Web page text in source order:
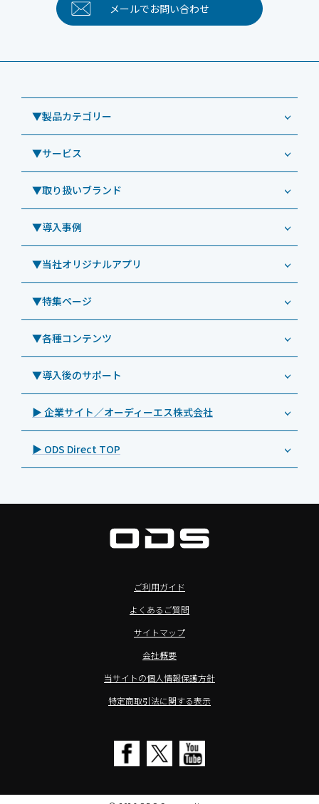
メールでお問い合わせ
▼製品カテゴリー
業務用タブレット
Windowsタブレット TW2A-NF9LTA
Windowsタブレット TW2A-N9LTA
Windowsタブレット TW2A-N9LT
Windowsタブレット TW2A-E9LT
Androidタブレット TA2C-NF8
Androidタブレット TA2C-NF8BL
Androidタブレット TA2C-CS8
Androidタブレット TA2C-CS8BL
Androidタブレット TA2C-DR94G
Androidタブレット TA2C-M8AC
Androidタブレット TA2C-M8
デジタルホワイトボード／電子黒板
▼サービス
コールセンター
CRMシステム「カイゼンコール」
リペアサービス
教育機関向けiPad修理パック
社内ヘルプデスク代行サービス
教育機関向けiPad管理運用パック
教育機関向けICT支援ソリューション
教育機関向けネットワーク機器導入保守
キッティング
自治体向けDXソリューションサービス
法人向けiPad修理＆デバイス買取サービス
▼取り扱いブランド
ODS（オーディーエス）
LG（エルジー）
ViewSonic（ビューソニック）
PHILIPS（フィリップス）
DynaScan（ダイナスキャン）
SAMSUNG（サムスン）
Goodview（グッドビュー）
Cloudpoint（クラウドポイント）
BenQ（ベンキュー）
Magconn（マグコン）
BIAMP ／ Apart Audio（バイアンプ）
SpeakerCraft（スピーカークラフト）
AURORA（オーロラ）
Honeywell（ハネウェル）
KOAMTAC（コームタック）
▼導入事例
導入事例（業務用タブレット、デジタルサイネージほか）
事例：業務用タブレット端末
事例：業務用サイネージ・プロジェクター
事例：業務用オーディオ・その他AV機器
事例：サービス
▼当社オリジナルアプリ
業務効率化アプリ「NFCオプティマイザー」
サポート支援アプリ「ログ送信アプリ」
MDMアプリ「Tablet Control」
▼特集ページ
業務用タブレット
>特長1：USB Type-Aポート
>特長2：microHDMIポート
>特長3：AC常時給電タイプ
>飲食向けタブレット
>ホテル向けタブレット
>NFCタブレット
>Windowsタブレット
オーディーエスが選ばれる理由
Windows IoT Enterprise LTSC
TA2C-DR9シリーズ_オリジナル機能
TA2C-CS8_カスタマイズメニュー
簡単カスタム設定ツール「EZTools」
電子ピアノ修理／代行店募集
▼各種コンテンツ
特集記事
製品カタログ
プレスリリース
製品写真
▼導入後のサポート
オーディーエスPCカスタマーセンター
▶ 企業サイト／オーディーエス株式会社
▶ ODS Direct TOP
ご利用ガイド
よくあるご質問
サイトマップ
会社概要
当サイトの個人情報保護方針
特定商取引法に関する表示